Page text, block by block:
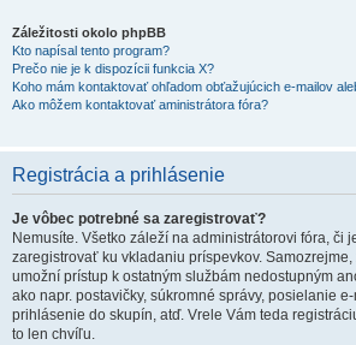
Záležitosti okolo phpBB
Kto napísal tento program?
Prečo nie je k dispozícii funkcia X?
Koho mám kontaktovať ohľadom obťažujúcich e-mailov
Ako môžem kontaktovať aministrátora fóra?
Registrácia a prihlásenie
Je vôbec potrebné sa zaregistrovať?
Nemusíte. Všetko záleží na administrátorovi fóra, či
zaregistrovať ku vkladaniu príspevkov.
umožní prístup k ostatným službám nedostupným
ako napr. postavičky, súkromné správy, posielanie
prihlásenie do skupín, atď. Vrele Vám teda
to len chvíľu.